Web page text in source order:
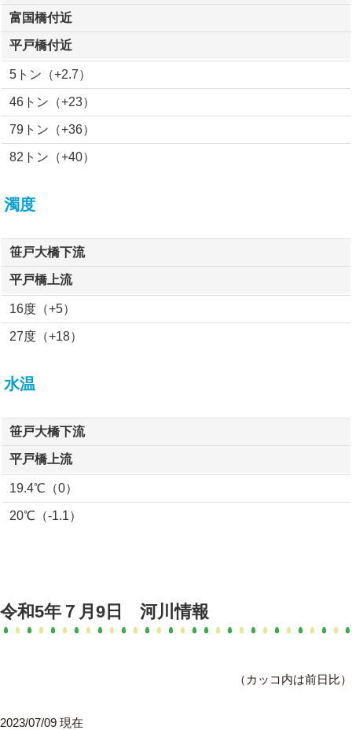
富国橋付近
平戸橋付近
5トン（+2.7）
46トン（+23）
79トン（+36）
82トン（+40）
濁度
笹戸大橋下流
平戸橋上流
16度（+5）
27度（+18）
水温
笹戸大橋下流
平戸橋上流
19.4℃（0）
20℃（-1.1）
令和5年７月9日 河川情報
（カッコ内は前日比）
2023/07/09 現在